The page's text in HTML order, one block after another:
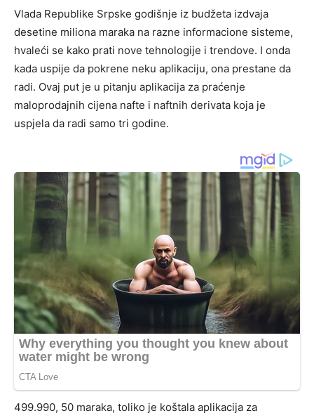
Vlada Republike Srpske godišnje iz budžeta izdvaja
desetine miliona maraka na razne informacione sisteme,
hvaleći se kako prati nove tehnologije i trendove. I onda
kada uspije da pokrene neku aplikaciju, ona prestane da
radi. Ovaj put je u pitanju aplikacija za praćenje
maloprodajnih cijena nafte i naftnih derivata koja je
uspjela da radi samo tri godine.
499.990, 50 maraka, toliko je koštala aplikacija za